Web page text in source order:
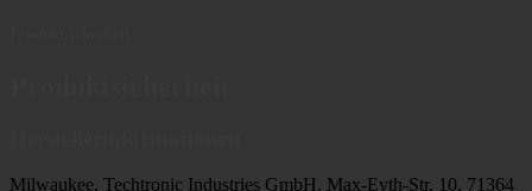
Milwaukee, Techtronic Industries GmbH, Max-Eyth-Str. 10, 71364